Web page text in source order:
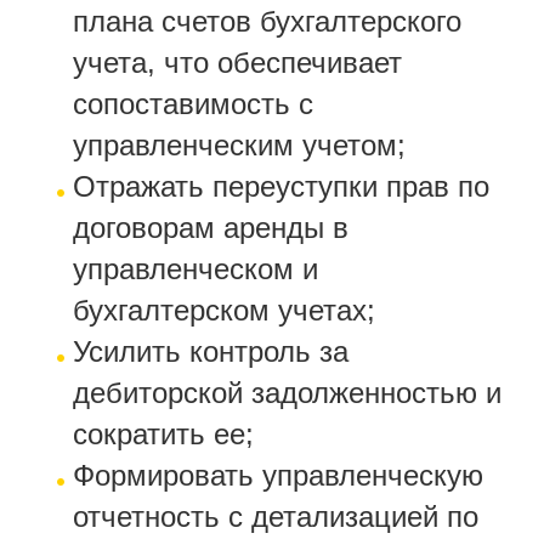
плана счетов бухгалтерского
учета, что обеспечивает
сопоставимость с
управленческим учетом;
Отражать переуступки прав по
договорам аренды в
управленческом и
бухгалтерском учетах;
Усилить контроль за
дебиторской задолженностью и
сократить ее;
Формировать управленческую
отчетность с детализацией по